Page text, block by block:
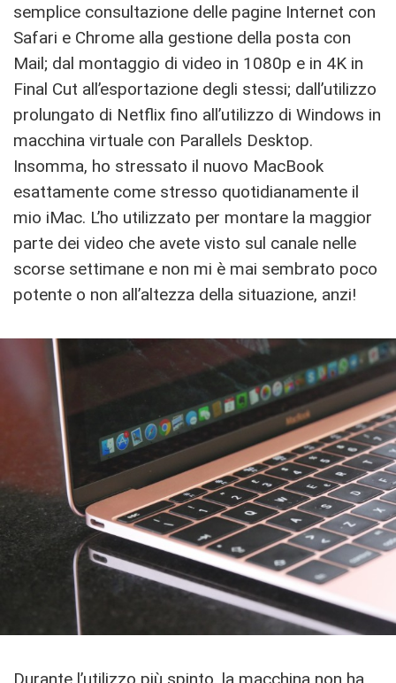
semplice consultazione delle pagine Internet con
Safari e Chrome alla gestione della posta con
Mail; dal montaggio di video in 1080p e in 4K in
Final Cut all’esportazione degli stessi; dall’utilizzo
prolungato di Netflix fino all’utilizzo di Windows in
macchina virtuale con Parallels Desktop.
Insomma, ho stressato il nuovo MacBook
esattamente come stresso quotidianamente il
mio iMac. L’ho utilizzato per montare la maggior
parte dei video che avete visto sul canale nelle
scorse settimane e non mi è mai sembrato poco
potente o non all’altezza della situazione, anzi!